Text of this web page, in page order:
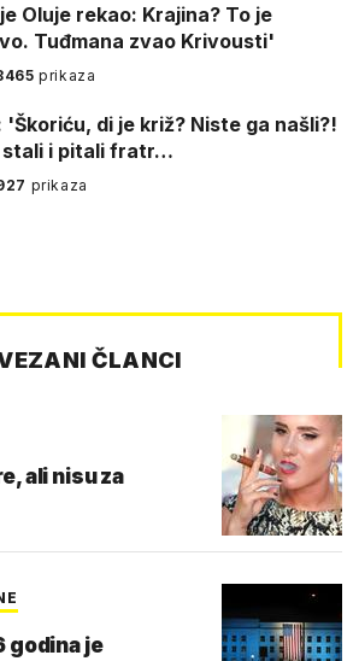
Oluje rekao: Krajina? To je
Tuđmana zvao Krivousti'
prikaza
'Škoriću, di je križ? Niste ga našli?!
stali i pitali fratr…
prikaza
ČLANCI
ali nisu za
godina je